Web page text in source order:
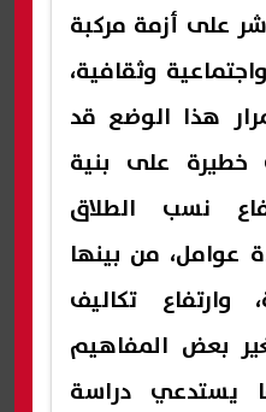
على أزمة مركبة
وثقافية،
هذا الوضع قد
خطيرة على بنية
نسب الطلاق
عوامل، من بينها
وارتفاع تكاليف
بعض المفاهيم
يستدعي دراسة